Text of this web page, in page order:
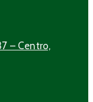
– Centro,